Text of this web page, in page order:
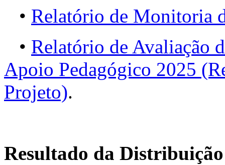
• Relatório de Monitoria
• Relatório de Avaliação
Apoio Pedagógico 2025
Projeto).
Resultado da